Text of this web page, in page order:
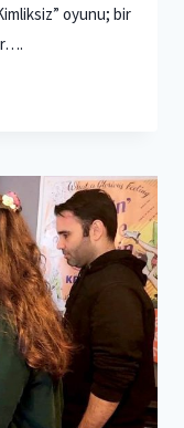
oyunu; bir